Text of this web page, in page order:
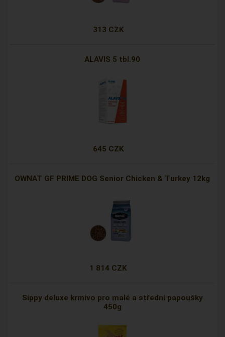
313 CZK
ALAVIS 5 tbl.90
645 CZK
OWNAT GF PRIME DOG Senior Chicken & Turkey 12kg
1 814 CZK
Sippy deluxe krmivo pro malé a střední papoušky
450g